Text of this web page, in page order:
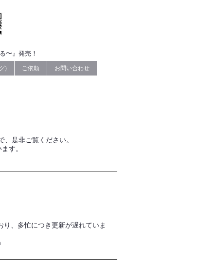
〜』発売！
) ご依頼 お問い合わせ
、是非ご覧ください。
す。
、多忙につき更新が遅れていま